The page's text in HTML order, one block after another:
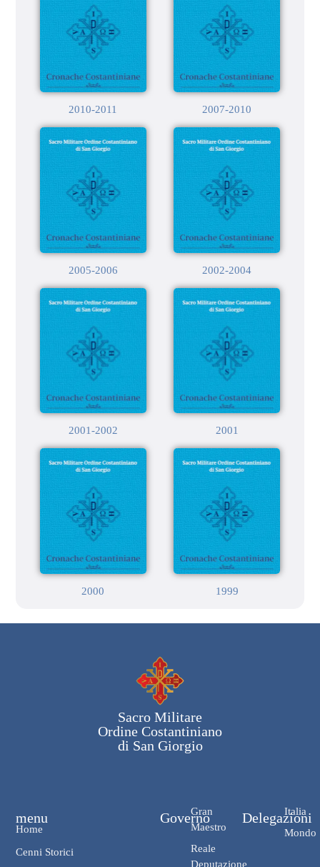
2010-2011 2007-2010
2005-2006 2002-2004
2001-2002 2001
2000 1999
Sacro Militare
Ordine Costantiniano
di San Giorgio
Governo
Gran
Maestro
Reale
Deputazione
Delegazioni
Italia
Mondo
menu
Home
Cenni Storici